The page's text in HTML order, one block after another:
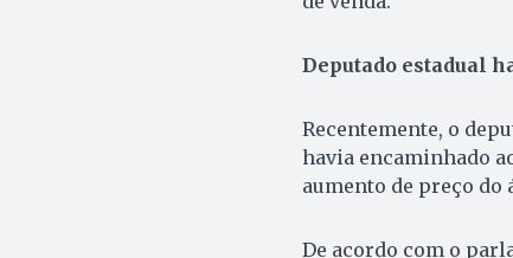
Deputado estadual
Recentemente, o
havia encaminhado
aumento de preço do
De acordo com o